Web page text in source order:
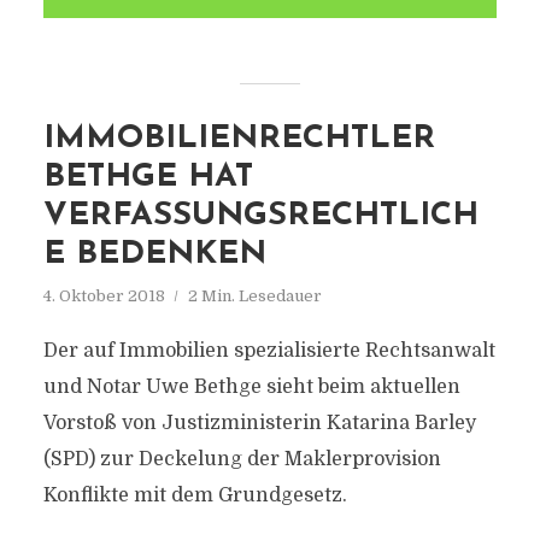
IMMOBILIENRECHTLER
BETHGE HAT
VERFASSUNGSRECHTLICH
E BEDENKEN
4. Oktober 2018 2 Min. Lesedauer
Der auf Immobilien spezialisierte Rechtsanwalt
und Notar Uwe Bethge sieht beim aktuellen
Vorstoß von Justizministerin Katarina Barley
(SPD) zur Deckelung der Maklerprovision
Konflikte mit dem Grundgesetz.